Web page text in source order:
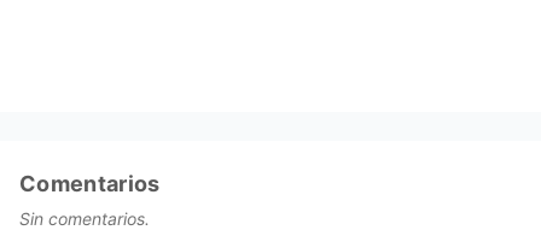
Comentarios
Sin comentarios.